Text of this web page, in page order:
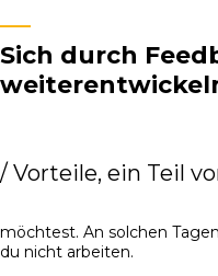
Sich durch
/ Vorteile, ein Teil
möchtest. An solchen
du nicht arbeiten.